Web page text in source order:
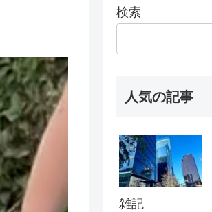
検索
人気の記事
雑記